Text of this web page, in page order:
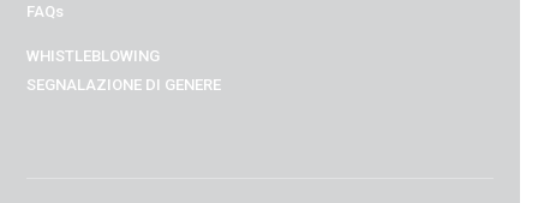
FAQs
WHISTLEBLOWING
SEGNALAZIONE DI GENERE